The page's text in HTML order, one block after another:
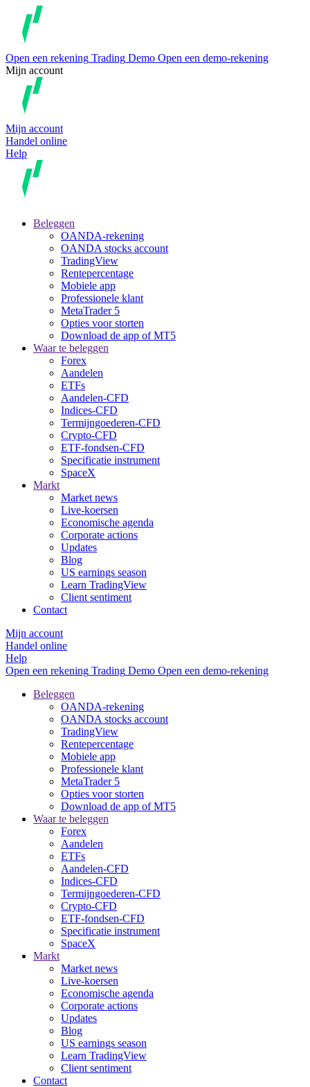
Open een rekening Trading Demo Open een demo-rekening
Mijn account
Mijn account
Handel online
Help
Beleggen
OANDA-rekening
OANDA stocks account
TradingView
Rentepercentage
Mobiele app
Professionele klant
MetaTrader 5
Opties voor storten
Download de app of MT5
Waar te beleggen
Forex
Aandelen
ETFs
Aandelen-CFD
Indices-CFD
Termijngoederen-CFD
Crypto-CFD
ETF-fondsen-CFD
Specificatie instrument
SpaceX
Markt
Market news
Live-koersen
Economische agenda
Corporate actions
Updates
Blog
US earnings season
Learn TradingView
Client sentiment
Contact
Mijn account
Handel online
Help
Open een rekening Trading Demo Open een demo-rekening
Beleggen
OANDA-rekening
OANDA stocks account
TradingView
Rentepercentage
Mobiele app
Professionele klant
MetaTrader 5
Opties voor storten
Download de app of MT5
Waar te beleggen
Forex
Aandelen
ETFs
Aandelen-CFD
Indices-CFD
Termijngoederen-CFD
Crypto-CFD
ETF-fondsen-CFD
Specificatie instrument
SpaceX
Markt
Market news
Live-koersen
Economische agenda
Corporate actions
Updates
Blog
US earnings season
Learn TradingView
Client sentiment
Contact